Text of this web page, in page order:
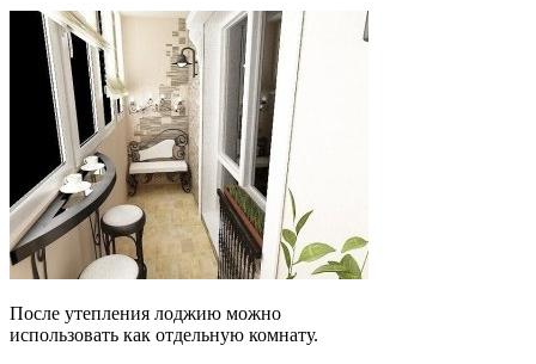
После утепления лоджию можно
использовать как отдельную комнату.